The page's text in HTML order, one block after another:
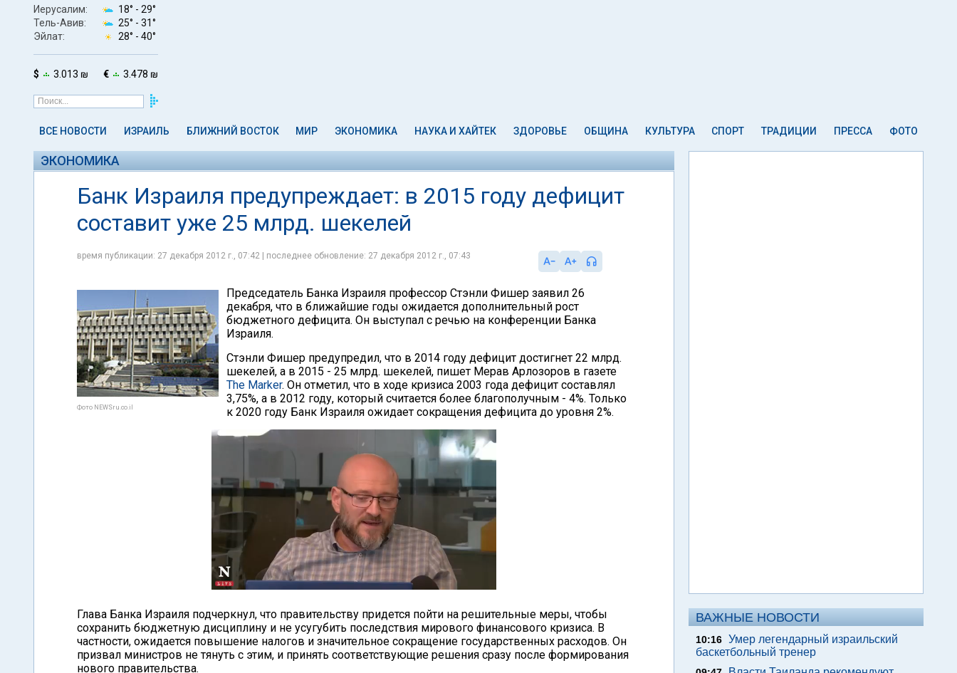
Иерусалим: 18° - 29°
Тель-Авив:
25° - 31°
Эйлат:
28° - 40°
$ 3.013 ₪ € 3.478 ₪
ВСЕ НОВОСТИ ИЗРАИЛЬ БЛИЖНИЙ ВОСТОК МИР ЭКОНОМИКА НАУКА И ХАЙТЕК ЗДОРОВЬЕ ОБЩИНА КУЛЬТУРА СПОРТ ТРАДИЦИИ ПРЕССА ФОТО
ЭКОНОМИКА
Банк Израиля предупреждает: в 2015 году дефицит
составит уже 25 млрд. шекелей
время публикации: 27 декабря 2012 г., 07:42 | последнее обновление: 27 декабря 2012 г., 07:43
Фото NEWSru.co.il
Председатель Банка Израиля профессор Стэнли Фишер заявил 26
декабря, что в ближайшие годы ожидается дополнительный рост
бюджетного дефицита. Он выступал с речью на конференции Банка
Израиля.
Стэнли Фишер предупредил, что в 2014 году дефицит достигнет 22 млрд.
шекелей, а в 2015 - 25 млрд. шекелей, пишет Мерав Арлозоров в газете
The Marker. Он отметил, что в ходе кризиса 2003 года дефицит составлял
3,75%, а в 2012 году, который считается более благополучным - 4%. Только
к 2020 году Банк Израиля ожидает сокращения дефицита до уровня 2%.
Глава Банка Израиля подчеркнул, что правительству придется пойти на решительные меры, чтобы
сохранить бюджетную дисциплину и не усугубить последствия мирового финансового кризиса. В
частности, ожидается повышение налогов и значительное сокращение государственных расходов. Он
призвал министров не тянуть с этим, и принять соответствующие решения сразу после формирования
нового правительства.
ВАЖНЫЕ НОВОСТИ
10:16 Умер легендарный израильский
баскетбольный тренер